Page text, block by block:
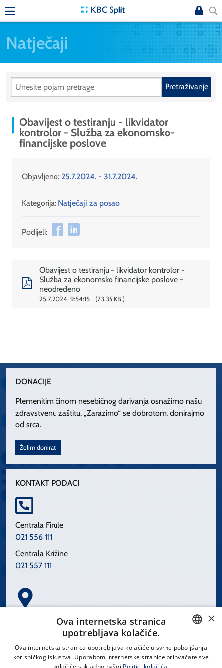
Natječaji
Pretraživanje
Obavijest o testiranju - likvidator
kontrolor - Služba za ekonomsko-
financijske poslove
Objavljeno: 25.7.2024. - 31.7.2024.
Kategorija: Natječaji za posao
Podijeli:
Obavijest o testiranju - likvidator kontrolor -
Služba za ekonomsko financijske poslove -
neodređeno
25.7.2024. 9:54:15 73,35 KB
DONACIJE
Plemenitim činom nesebičnog darivanja osnažimo našu
zdravstvenu zaštitu. „Zarazimo“ se dobrotom, donirajmo
od srca.
Želim donirati
KONTAKT PODACI
Centrala Firule
021 556 111
Centrala Križine
021 557 111
Spinčićeva 1, 21000 Split
CROATIAN
×
Ova internetska stranica
upotrebljava kolačiće.
Ova internetska stranica upotrebljava kolačiće u svrhe poboljšanja
korisničkog iskustva. Uporabom internetske stranice prihvaćate sve
kolačiće sukladno našoj Politici kolačića.